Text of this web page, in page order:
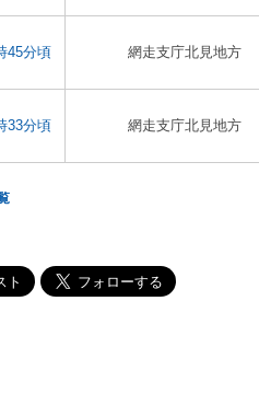
45分頃 網走支庁北見地方
33分頃 網走支庁北見地方